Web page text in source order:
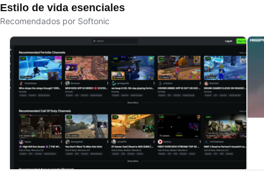
Estilo de vida esenciales
Recomendados por Softonic